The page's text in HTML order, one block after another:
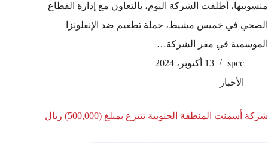
منسوبيها، أطلقت الشركة اليوم، بالتعاون مع إدارة القطاع
الصحي في خميس مشيط، حملة تطعيم ضد الإنفلونزا
الموسمية في مقر الشركة…
spcc
13 أكتوبر، 2024
الأخبار
شركة أسمنت المنطقة الجنوبية تتبرع بمبلغ (500,000) ريال